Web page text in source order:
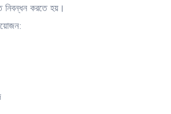
নিবন্ধন করতে হয়।